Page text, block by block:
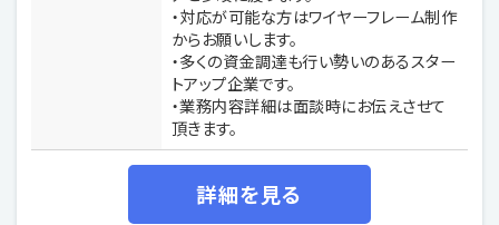
・対応が可能な方はワイヤーフレーム制作
からお願いします。
・多くの資金調達も行い勢いのあるスター
トアップ企業です。
・業務内容詳細は面談時にお伝えさせて
頂きます。
詳細を見る